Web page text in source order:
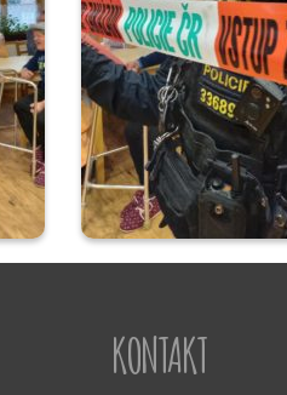
KONTAKT